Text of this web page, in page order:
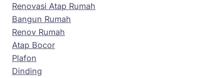
Renovasi Atap Rumah
Bangun Rumah
Renov Rumah
Atap Bocor
Plafon
Dinding